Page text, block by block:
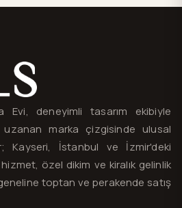
ve iletişim
Evi, deneyimli tasarım ekibiyle
uzanan marka çizgisinde ulusal
Kayseri, İstanbul ve İzmir'deki
özel dikim ve kiralık gelinlik
toptan ve perakende satış